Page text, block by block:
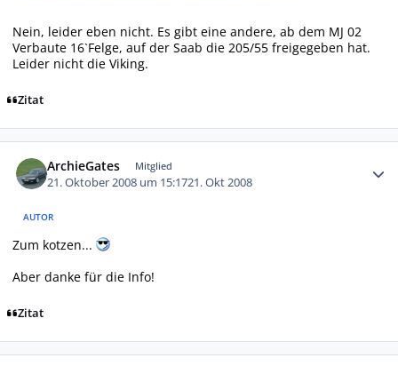
Nein, leider eben nicht. Es gibt eine andere, ab dem MJ 02
Verbaute 16`Felge, auf der Saab die 205/55 freigegeben hat.
Leider nicht die Viking.
Zitat
ArchieGates Mitglied
21. Oktober 2008 um 15:1721. Okt 2008
AUTOR
Zum kotzen...
Aber danke für die Info!
Zitat